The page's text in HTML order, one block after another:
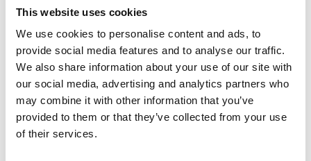
This website uses cookies
We use cookies to personalise content and ads, to
provide social media features and to analyse our traffic.
We also share information about your use of our site with
our social media, advertising and analytics partners who
may combine it with other information that you’ve
provided to them or that they’ve collected from your use
of their services.
7 Agosto 2026